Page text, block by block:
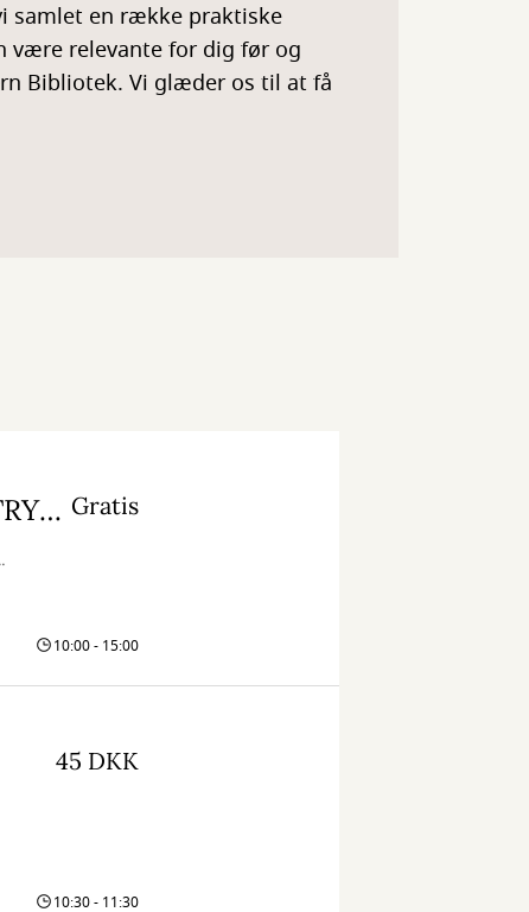
samlet en række praktiske
være relevante for dig før og
Bibliotek. Vi glæder os til at få
Naturdag i Gjern – Skraldival og NATURTRYL!!! Gratis
10:00 - 15:00
45 DKK
10:30 - 11:30